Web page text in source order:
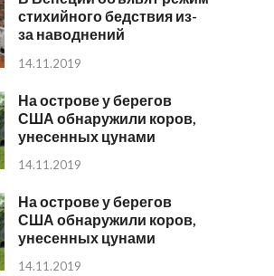
стихийного бедствия из-
за наводнений
14.11.2019
На острове у берегов
США обнаружили коров,
унесенных цунами
14.11.2019
На острове у берегов
США обнаружили коров,
унесенных цунами
14.11.2019